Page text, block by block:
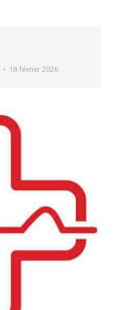
18 février 2026